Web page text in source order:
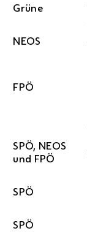
Grüne
NEOS
FPÖ
SPÖ, NEOS
und FPÖ
SPÖ
SPÖ